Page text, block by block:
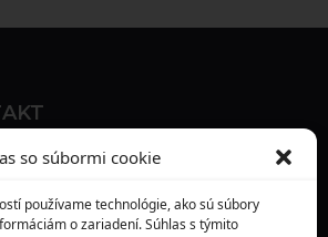
so súbormi cookie
používame technológie, ako sú súbory
o zariadení. Súhlas s týmito
DENTAL, s. r. o.